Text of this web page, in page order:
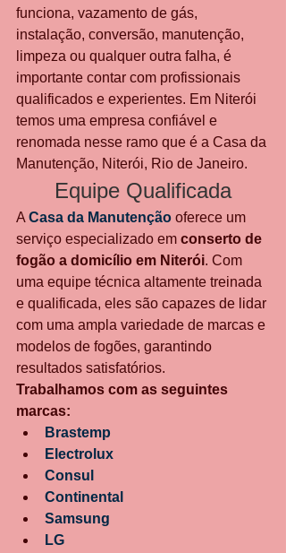
funciona, vazamento de gás,
instalação, conversão, manutenção,
limpeza ou qualquer outra falha, é
importante contar com profissionais
qualificados e experientes. Em Niterói
temos uma empresa confiável e
renomada nesse ramo que é a Casa da
Manutenção, Niterói, Rio de Janeiro.
Equipe Qualificada
A Casa da Manutenção oferece um
serviço especializado em conserto de
fogão a domicílio em Niterói. Com
uma equipe técnica altamente treinada
e qualificada, eles são capazes de lidar
com uma ampla variedade de marcas e
modelos de fogões, garantindo
resultados satisfatórios.
Trabalhamos com as seguintes
marcas:
Brastemp
Electrolux
Consul
Continental
Samsung
LG